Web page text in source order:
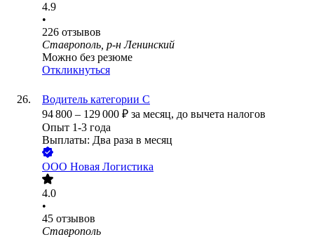
4.9
•
226 отзывов
Ставрополь, р-н Ленинский
Можно без резюме
Откликнуться
Водитель категории С
94 800 – 129 000 ₽ за месяц, до вычета налогов
Опыт 1-3 года
Выплаты: Два раза в месяц
ООО Новая Логистика
4.0
•
45 отзывов
Ставрополь